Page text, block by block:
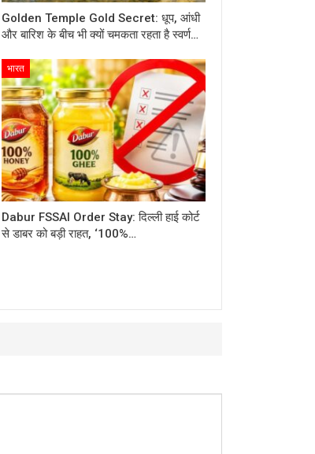
Golden Temple Gold Secret: धूप, आंधी
और बारिश के बीच भी क्यों चमकता रहता है स्वर्ण…
भारत
Dabur FSSAI Order Stay: दिल्ली हाई कोर्ट
से डाबर को बड़ी राहत, ‘100%…